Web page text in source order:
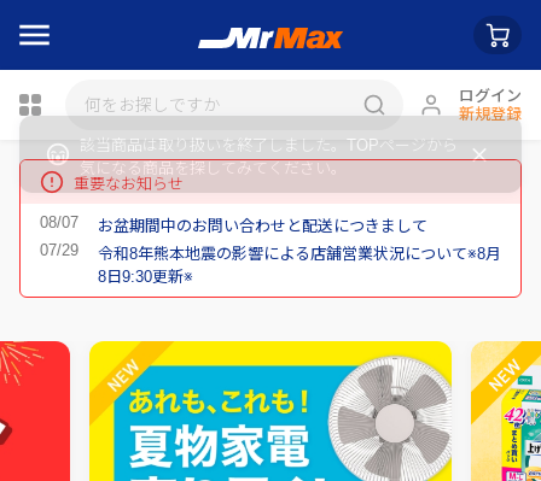
ログイン
新規登録
瓶詰
重要なお知らせ
お盆期間中のお問い合わせと配送につきまして
令和8年熊本地震の影響による店舗営業状況について※8月
8日9:30更新※